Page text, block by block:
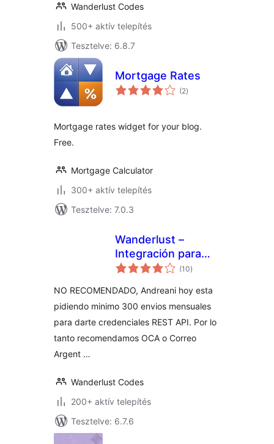
Wanderlust Codes
500+ aktív telepítés
Tesztelve: 6.8.7
Mortgage Rates
(2értékelés
összesen
)
Mortgage rates widget for your blog.
Free.
Mortgage Calculator
300+ aktív telepítés
Tesztelve: 7.0.3
Wanderlust –
Integración para
Andreani y
(10értékelés
összesen
)
NO RECOMENDADO, Andreani hoy esta
pidiendo minimo 300 envios mensuales
para darte credenciales REST API. Por lo
tanto recomendamos OCA o Correo
Argent …
Wanderlust Codes
200+ aktív telepítés
Tesztelve: 6.7.6